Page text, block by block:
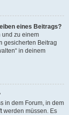
eines Beitrags?
und zu einem
gesicherten Beitrag
in deinem
in dem Forum, in dem
werden müssen. Es